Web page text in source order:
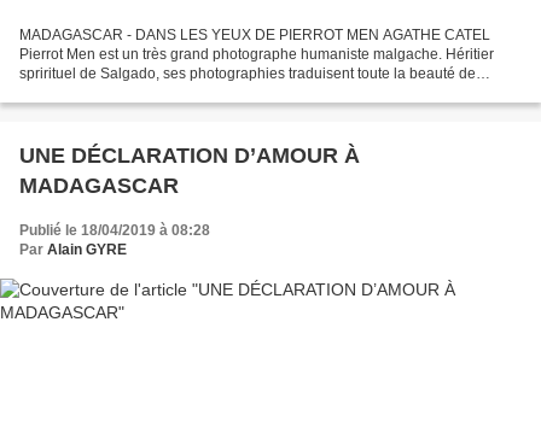
MADAGASCAR - DANS LES YEUX DE PIERROT MEN AGATHE CATEL
Pierrot Men est un très grand photographe humaniste malgache. Héritier
sprirituel de Salgado, ses photographies traduisent toute la beauté de
UNE DÉCLARATION D’AMOUR À
MADAGASCAR
Publié le 18/04/2019 à 08:28
Par Alain GYRE